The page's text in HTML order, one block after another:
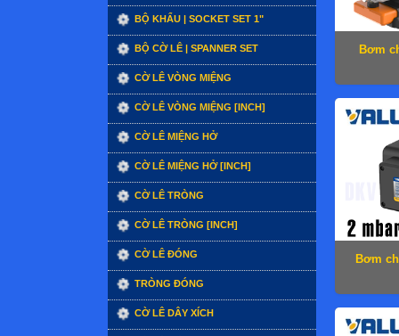
BỘ KHẨU | SOCKET SET 1"
BỘ CỜ LÊ | SPANNER SET
CỜ LÊ VÒNG MIỆNG
CỜ LÊ VÒNG MIỆNG [INCH]
CỜ LÊ MIỆNG HỞ
CỜ LÊ MIỆNG HỞ [INCH]
CỜ LÊ TRÒNG
CỜ LÊ TRÒNG [INCH]
CỜ LÊ ĐÓNG
TRÒNG ĐÓNG
CỜ LÊ DÂY XÍCH
Bơm
Bơm